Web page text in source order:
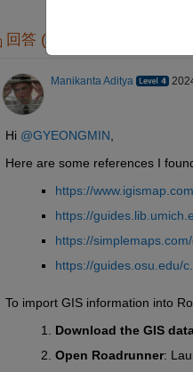
回答 (1 件)
Manikanta Aditya
Hi @GYEONGMIN,
Here are some references I
https://
https://
https://
https://guides.osu.edu/
To import GIS information into
Download the GIS
Open Roadrunner: